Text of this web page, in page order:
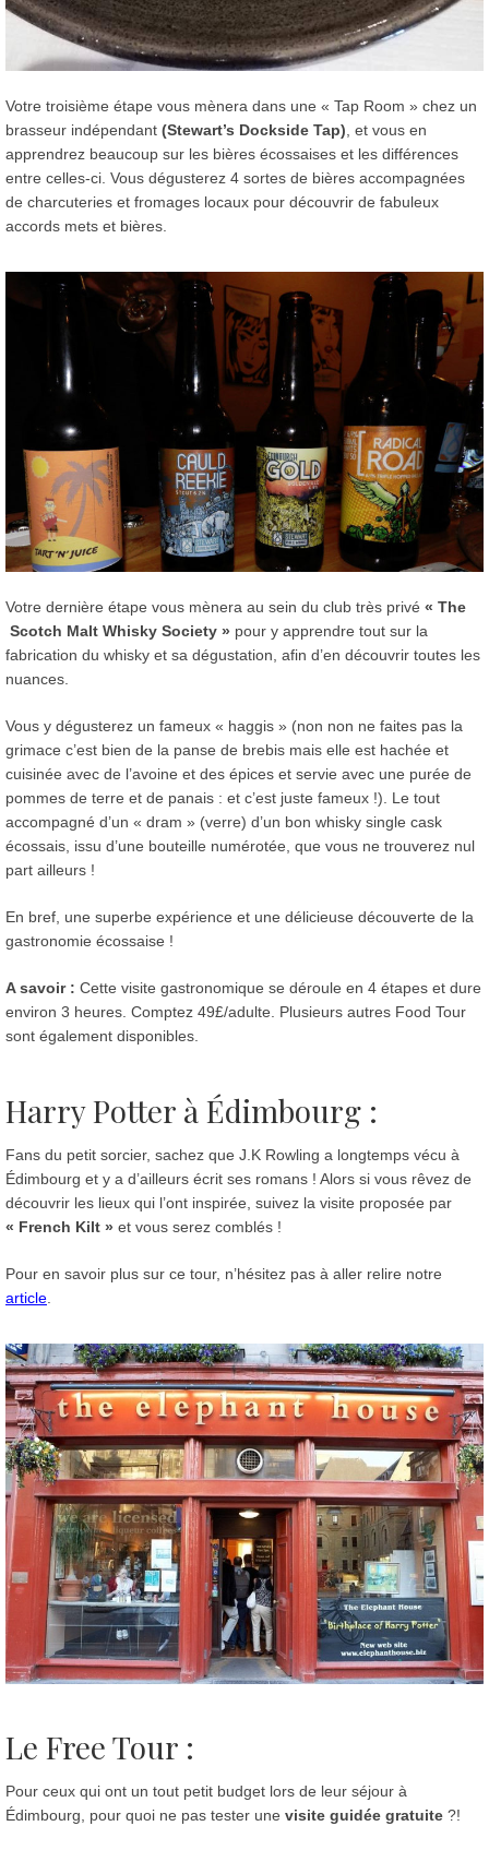
Votre troisième étape vous mènera dans une « Tap Room » chez un
brasseur indépendant (Stewart’s Dockside Tap) , et vous en
apprendrez beaucoup sur les bières écossaises et les différences
entre celles-ci. Vous dégusterez 4 sortes de bières accompagnées
de charcuteries et fromages locaux pour découvrir de fabuleux
accords mets et bières.
Votre dernière étape vous mènera au sein du club très privé « The
Scotch Malt Whisky Society » pour y apprendre tout sur la
fabrication du whisky et sa dégustation, afin d’en découvrir toutes les
nuances.
Vous y dégusterez un fameux « haggis » (non non ne faites pas la
grimace c’est bien de la panse de brebis mais elle est hachée et
cuisinée avec de l’avoine et des épices et servie avec une purée de
pommes de terre et de panais : et c’est juste fameux !). Le tout
accompagné d’un « dram » (verre) d’un bon whisky single cask
écossais, issu d’une bouteille numérotée, que vous ne trouverez nul
part ailleurs !
En bref, une superbe expérience et une délicieuse découverte de la
gastronomie écossaise !
A savoir : Cette visite gastronomique se déroule en 4 étapes et dure
environ 3 heures. Comptez 49£/adulte. Plusieurs autres Food Tour
sont également disponibles.
Harry Potter à Édimbourg :
Fans du petit sorcier, sachez que J.K Rowling a longtemps vécu à
Édimbourg et y a d’ailleurs écrit ses romans ! Alors si vous rêvez de
découvrir les lieux qui l’ont inspirée, suivez la visite proposée par
« French Kilt » et vous serez comblés !
Pour en savoir plus sur ce tour, n’hésitez pas à aller relire notre
article
Le Free Tour :
Pour ceux qui ont un tout petit budget lors de leur séjour à
Édimbourg, pour quoi ne pas tester une visite guidée gratuite ?!